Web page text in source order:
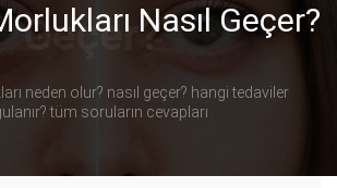
Nasıl Geçer?
neden olur? nasıl geçer? hangi tedaviler
tüm soruların cevapları